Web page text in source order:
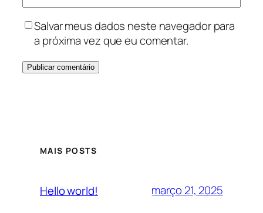
Salvar meus dados neste navegador para
a próxima vez que eu comentar.
MAIS POSTS
Hello world! março 21, 2025